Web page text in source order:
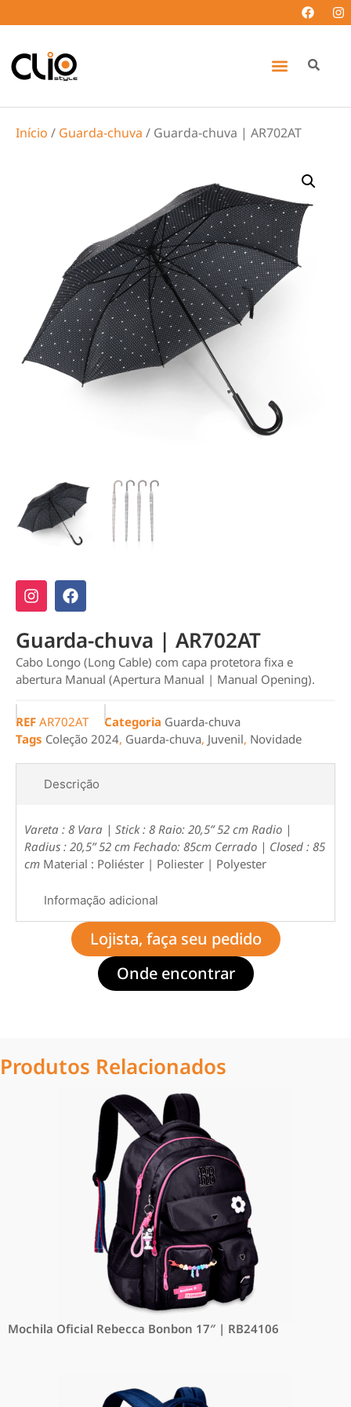
Início / Guarda-chuva / Guarda-chuva | AR702AT
Guarda-chuva | AR702AT
Cabo Longo (Long Cable) com capa protetora fixa e
abertura Manual (Apertura Manual | Manual Opening).
REF AR702AT Categoria Guarda-chuva
Tags Coleção 2024, Guarda-chuva, Juvenil, Novidade
Descrição
Informação adicional
Vareta : 8 Vara | Stick : 8 Raio: 20,5” 52 cm Radio |
Radius : 20,5” 52 cm Fechado: 85cm Cerrado | Closed : 85
cm Material : Poliéster | Poliester | Polyester
Lojista, faça seu pedido
Onde encontrar
Produtos Relacionados
Mochila Oficial Rebecca Bonbon 17″ | RB24106